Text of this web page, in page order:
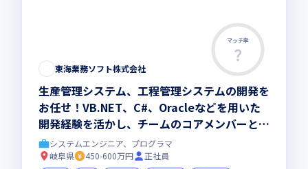
マッチ率
東海業務ソフト株式会社
生産管理システム、工程管理システムの開発を
お任せ！VB.NET、C#、Oracleなどを用いた
開発経験を活かし、チームのコアメンバーとし
て主体的に活躍しませんか
システムエンジニア、プログラマ
岐阜県
450-600万円
正社員